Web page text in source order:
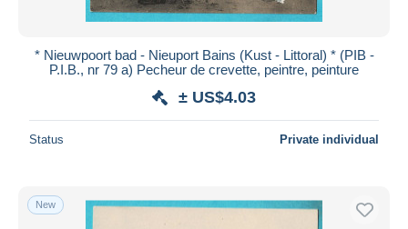
* Nieuwpoort bad - Nieuport Bains (Kust - Littoral) * (PIB -
P.I.B., nr 79 a) Pecheur de crevette, peintre, peinture
± US$4.03
Status Private individual
New